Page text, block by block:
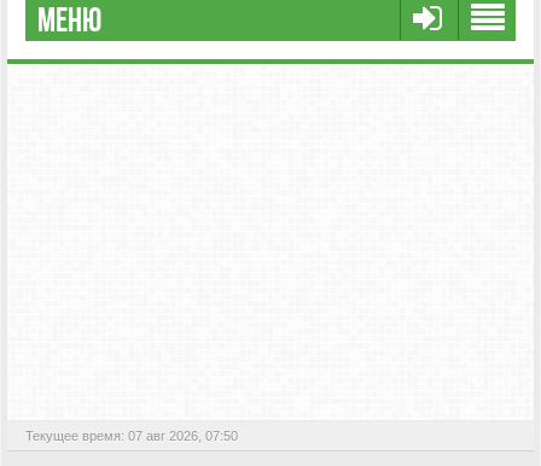
МЕНЮ
РЕГИСТРАЦИЯ
Текущее время: 07 авг 2026, 07:50